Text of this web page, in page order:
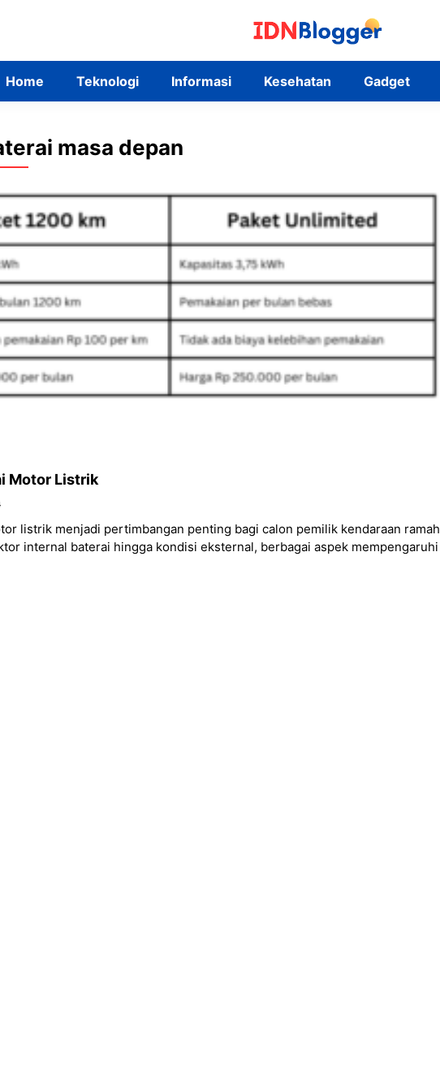
Home Teknologi Informasi Kesehatan Gadget
masa depan
Motor Listrik
listrik menjadi pertimbangan penting bagi calon pemilik kendaraan ramah
internal baterai hingga kondisi eksternal, berbagai aspek mempengaruhi